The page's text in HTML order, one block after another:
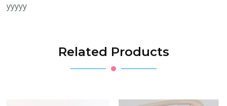
yyyyy
Related Products